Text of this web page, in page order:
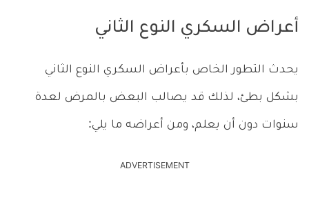
أعراض السكري النوع الثاني
يحدث التطور الخاص بأعراض السكري النوع الثاني
بشكل بطئ، لذلك قد يصالب البعض بالمرض لعدة
سنوات دون أن يعلم، ومن أعراضه ما يلي:
ADVERTISEMENT